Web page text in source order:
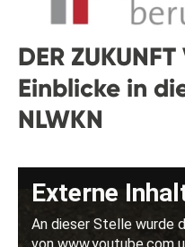
DER ZUKUNFT
Einblicke in
NLWKN